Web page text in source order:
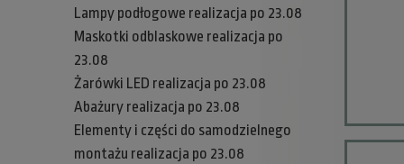
Lampy podłogowe realizacja po 23.08
Maskotki odblaskowe realizacja po
23.08
Żarówki LED realizacja po 23.08
Abażury realizacja po 23.08
Elementy i części do samodzielnego
montażu realizacja po 23.08